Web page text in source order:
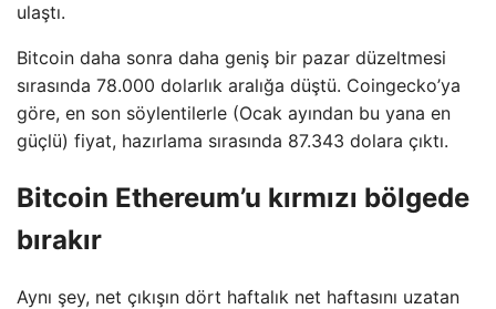
ulaştı.
Bitcoin daha sonra daha geniş bir pazar düzeltmesi
sırasında 78.000 dolarlık aralığa düştü. Coingecko’ya
göre, en son söylentilerle (Ocak ayından bu yana en
güçlü) fiyat, hazırlama sırasında 87.343 dolara çıktı.
Bitcoin Ethereum’u kırmızı bölgede
bırakır
Aynı şey, net çıkışın dört haftalık net haftasını uzatan